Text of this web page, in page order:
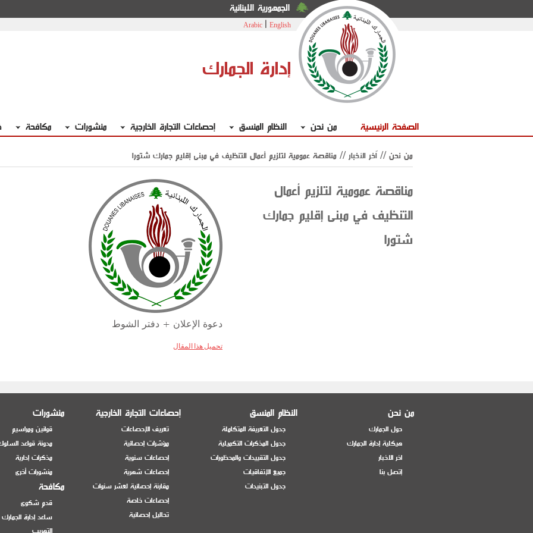
الجمهورية اللبنانية
Arabic English
إدارة الجمارك
الصفحة الرئيسية من نحن النظام المنسق إحصاءات التجارة الخارجية منشورات مكافحة
من نحن // اّخر الأخبار// مناقصة عمومية لتلزيم أعمال التنظيف في مبنى إقليم جمارك شتورا
دعوة الإعلان + دفتر الشوط
تحميل هذا المقال
مناقصة عمومية لتلزيم أعمال
التنظيف في مبنى إقليم جمارك
شتورا
من نحن
حول الجمارك
هيكلية إدارة الجمارك
اخر الاخبار
إتصل بنا
النظام المنسق
جدول التعريفة المتكاملة
جدول المذكرات التكميلية
جدول التقييدات والمحظورات
جميع الإتفاقيات
جدول التبنيدات
إحصاءات التجارة الخارجية
تعريف الإحصاءات
مؤشرات إحصائية
إحصاءات سنوية
إحصاءات شهرية
مقارنة إحصائية لعشر سنوات
إحصاءات خاصة
تحاليل إحصائية
منشورات
قوانين ومراسيم
مدونة قواعد
مذكرات إدارية
منشورات أخرى
مكافحة
قدم شكوى
ساعد إدارة
التهريب